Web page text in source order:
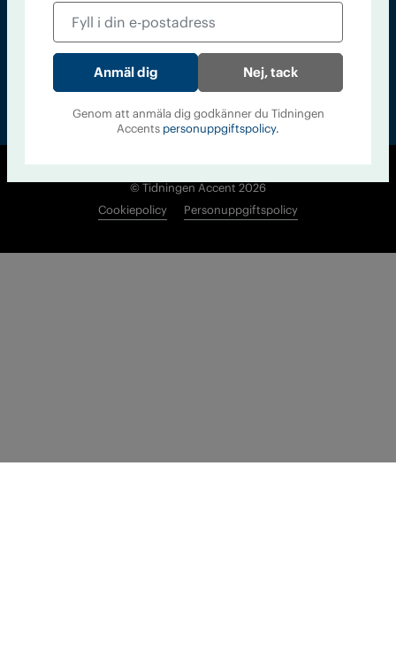
© Tidningen Accent 2026
Cookiepolicy
Personuppgiftspolicy
Nej, tack
Genom att anmäla dig godkänner du Tidningen
Accents personuppgiftspolicy.